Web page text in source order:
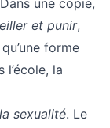
une copie,
et punir,
forme
la
sexualité. Le